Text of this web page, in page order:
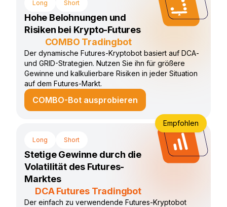
Long Short
Hohe Belohnungen und
Risiken bei Krypto-Futures
COMBO Tradingbot
Der dynamische Futures-Kryptobot basiert auf DCA-
und GRID-Strategien. Nutzen Sie ihn für größere
Gewinne und kalkulierbare Risiken in jeder Situation
auf dem Futures-Markt.
COMBO-Bot ausprobieren
Long Short
Stetige Gewinne durch die
Volatilität des Futures-
Marktes
DCA Futures Tradingbot
Der einfach zu verwendende Futures-Kryptobot
Empfohlen